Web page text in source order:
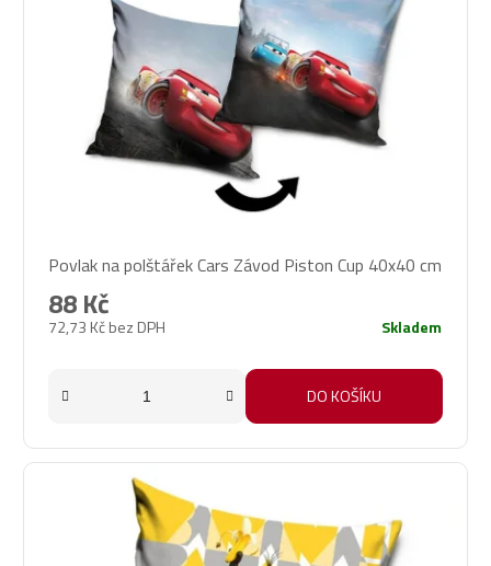
Povlak na polštářek Cars Závod Piston Cup 40x40 cm
72,73 Kč bez DPH
88 Kč
Skladem
DO KOŠÍKU